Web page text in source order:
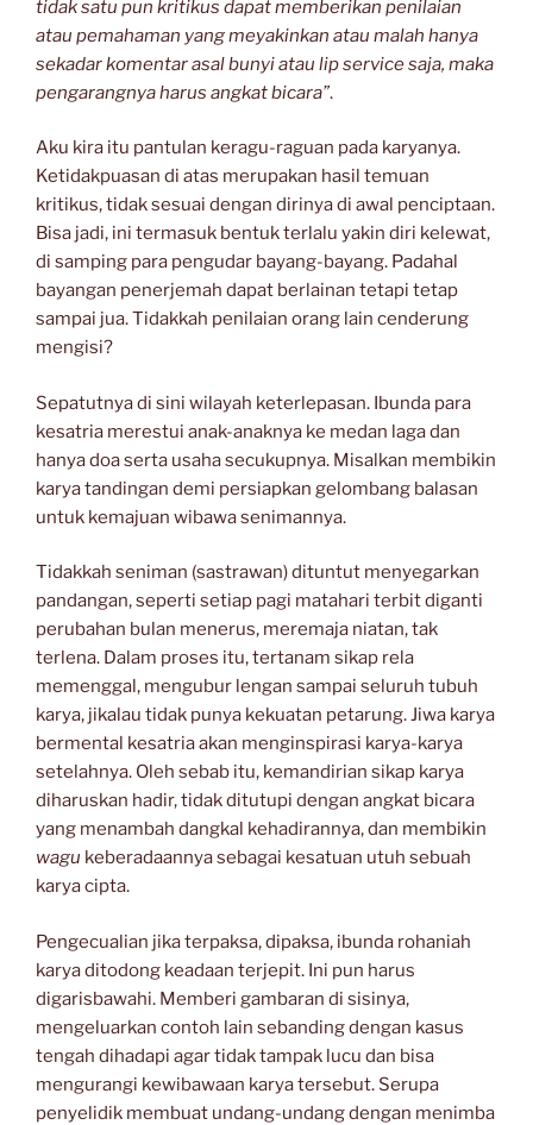
tidak satu pun kritikus dapat memberikan penilaian
atau pemahaman yang meyakinkan atau malah hanya
sekadar komentar asal bunyi atau lip service saja, maka
pengarangnya harus angkat bicara”.
Aku kira itu pantulan keragu-raguan pada karyanya.
Ketidakpuasan di atas merupakan hasil temuan
kritikus, tidak sesuai dengan dirinya di awal penciptaan.
Bisa jadi, ini termasuk bentuk terlalu yakin diri kelewat,
di samping para pengudar bayang-bayang. Padahal
bayangan penerjemah dapat berlainan tetapi tetap
sampai jua. Tidakkah penilaian orang lain cenderung
mengisi?
Sepatutnya di sini wilayah keterlepasan. Ibunda para
kesatria merestui anak-anaknya ke medan laga dan
hanya doa serta usaha secukupnya. Misalkan membikin
karya tandingan demi persiapkan gelombang balasan
untuk kemajuan wibawa senimannya.
Tidakkah seniman (sastrawan) dituntut menyegarkan
pandangan, seperti setiap pagi matahari terbit diganti
perubahan bulan menerus, meremaja niatan, tak
terlena. Dalam proses itu, tertanam sikap rela
memenggal, mengubur lengan sampai seluruh tubuh
karya, jikalau tidak punya kekuatan petarung. Jiwa karya
bermental kesatria akan menginspirasi karya-karya
setelahnya. Oleh sebab itu, kemandirian sikap karya
diharuskan hadir, tidak ditutupi dengan angkat bicara
yang menambah dangkal kehadirannya, dan membikin
wagu keberadaannya sebagai kesatuan utuh sebuah
karya cipta.
Pengecualian jika terpaksa, dipaksa, ibunda rohaniah
karya ditodong keadaan terjepit. Ini pun harus
digarisbawahi. Memberi gambaran di sisinya,
mengeluarkan contoh lain sebanding dengan kasus
tengah dihadapi agar tidak tampak lucu dan bisa
mengurangi kewibawaan karya tersebut. Serupa
penyelidik membuat undang-undang dengan menimba